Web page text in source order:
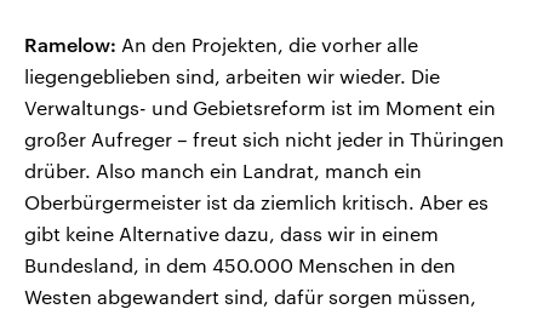
Ramelow: An den Projekten, die vorher alle
liegengeblieben sind, arbeiten wir wieder. Die
Verwaltungs- und Gebietsreform ist im Moment ein
großer Aufreger – freut sich nicht jeder in Thüringen
drüber. Also manch ein Landrat, manch ein
Oberbürgermeister ist da ziemlich kritisch. Aber es
gibt keine Alternative dazu, dass wir in einem
Bundesland, in dem 450.000 Menschen in den
Westen abgewandert sind, dafür sorgen müssen,